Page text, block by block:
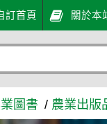
業知識
訂首頁 關於本
圖書 農業出版